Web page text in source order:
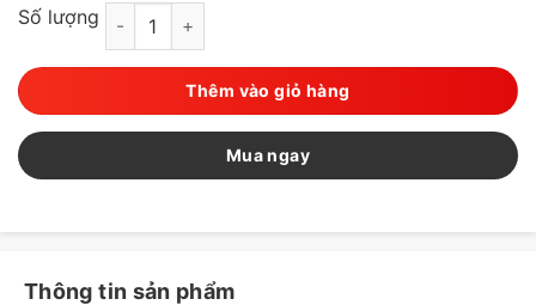
Số lượng FUMAKILA - Viên diệt kiến Nhật Bản set 10 viên số
Thêm vào giỏ hàng
Mua ngay
Thông tin sản phẩm